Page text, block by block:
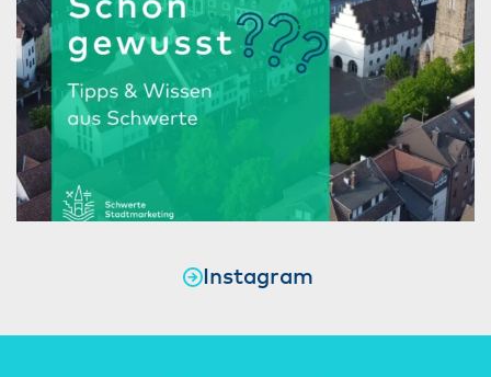
Instagram